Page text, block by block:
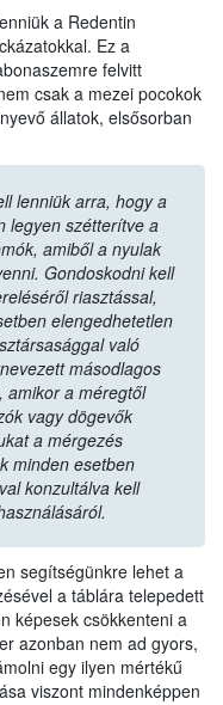
a Redentin
Ez a
felvitt
csak a mezei pocokok
állatok, elsősorban
lenniük arra, hogy a
legyen szétterítve a
amiből a nyulak
Gondoskodni kell
riasztással,
elengedhetetlen
való
másodlagos
amikor a méregtől
vagy dögevők
a mérgezés
minden esetben
konzultálva kell
segítségünkre lehet a
a táblára telepedett
képesek csökkenteni a
azonban nem ad gyors,
egy ilyen mértékű
viszont mindenképpen